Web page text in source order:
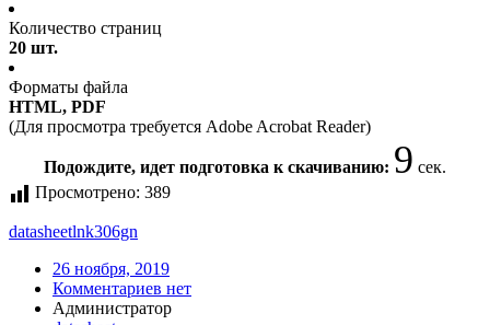
Количество страниц
20 шт.
Форматы файла
HTML, PDF
(Для просмотра требуется Adobe Acrobat Reader)
Подождите, идет подготовка к скачиванию: 9 сек.
Просмотрено: 389
datasheetlnk306gn
26 ноября, 2019
Комментариев нет
Администратор